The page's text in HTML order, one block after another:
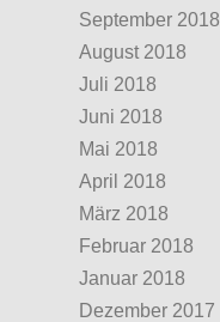
September 2018
August 2018
Juli 2018
Juni 2018
Mai 2018
April 2018
März 2018
Februar 2018
Januar 2018
Dezember 2017